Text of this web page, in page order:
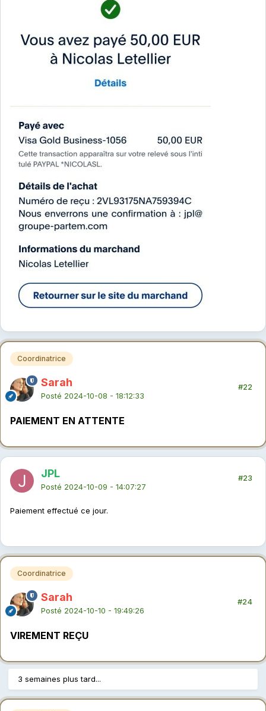
Coordinatrice
Sarah
Posté 2024-10-08 - 18:12:33
#22
PAIEMENT EN ATTENTE
JPL
Posté 2024-10-09 - 14:07:27
#23
Paiement effectué ce jour.
Coordinatrice
Sarah
Posté 2024-10-10 - 19:49:26
#24
VIREMENT REÇU
3 semaines plus tard...